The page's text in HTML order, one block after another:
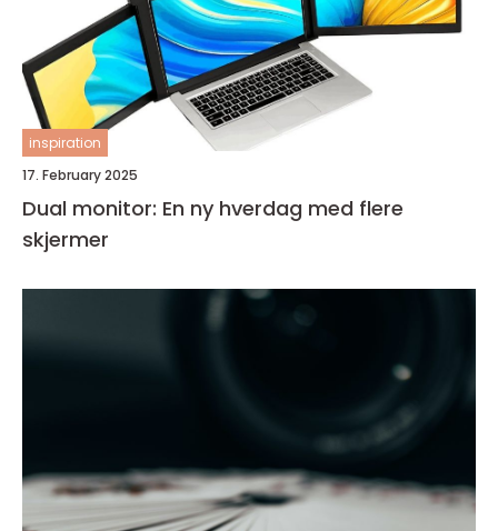
inspiration
17. February 2025
Dual monitor: En ny hverdag med flere
skjermer